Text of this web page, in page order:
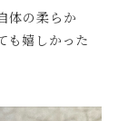
体の柔らか
も嬉しかった